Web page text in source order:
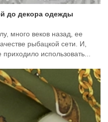
до декора одежды
много веков назад, ее
рыбацкой сети. И,
использовать...